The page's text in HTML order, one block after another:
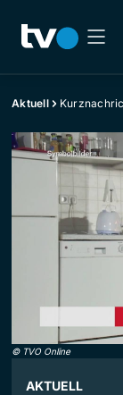
Aktuell
© TVO Online
AKTUELL